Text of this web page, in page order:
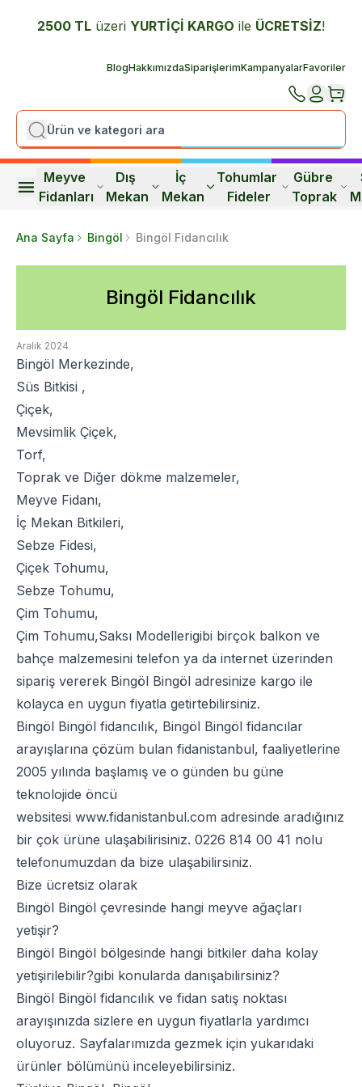
2500 TL üzeri YURTİÇİ KARGO ile ÜCRETSİZ!
BlogHakkımızdaSiparişlerimKampanyalarFavoriler
Meyve
Fidanları
Dış
Mekan
İç
Mekan
Tohumlar
Fideler
Gübre
Toprak
Ana Sayfa Bingöl Bingöl Fidancılık
Bingöl Fidancılık
Aralık 2024
Bingöl Merkezinde,
Süs Bitkisi ,
Çiçek,
Mevsimlik Çiçek,
Torf,
Toprak ve Diğer dökme malzemeler,
Meyve Fidanı,
İç Mekan Bitkileri,
Sebze Fidesi,
Çiçek Tohumu,
Sebze Tohumu,
Çim Tohumu,
Çim Tohumu,Saksı Modellerigibi birçok balkon ve
bahçe malzemesini telefon ya da internet üzerinden
sipariş vererek Bingöl Bingöl adresinize kargo ile
kolayca en uygun fiyatla getirtebilirsiniz.
Bingöl Bingöl fidancılık, Bingöl Bingöl fidancılar
arayışlarına çözüm bulan fidanistanbul, faaliyetlerine
2005 yılında başlamış ve o günden bu güne
teknolojide öncü
websitesi www.fidanistanbul.com adresinde aradığınız
bir çok ürüne ulaşabilirisiniz. 0226 814 00 41 nolu
telefonumuzdan da bize ulaşabilirsiniz.
Bize ücretsiz olarak
Bingöl Bingöl çevresinde hangi meyve ağaçları
yetişir?
Bingöl Bingöl bölgesinde hangi bitkiler daha kolay
yetişirilebilir?gibi konularda danışabilirsiniz?
Bingöl Bingöl fidancılık ve fidan satış noktası
arayışınızda sizlere en uygun fiyatlarla yardımcı
oluyoruz. Sayfalarımızda gezmek için yukarıdaki
ürünler bölümünü inceleyebilirsiniz.